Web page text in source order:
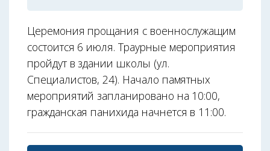
Церемония прощания с военнослужащим
состоится 6 июля. Траурные мероприятия
пройдут в здании школы (ул.
Специалистов, 24). Начало памятных
мероприятий запланировано на 10:00,
гражданская панихида начнется в 11:00.